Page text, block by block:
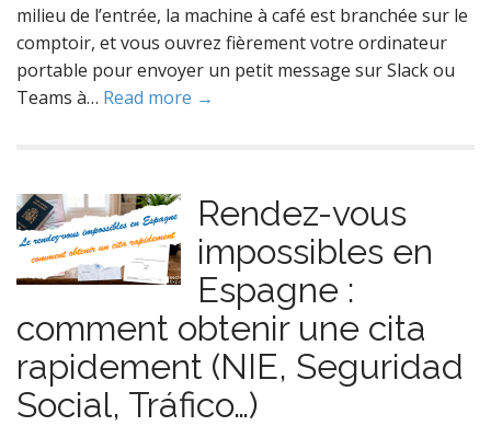
milieu de l’entrée, la machine à café est branchée sur le
comptoir, et vous ouvrez fièrement votre ordinateur
portable pour envoyer un petit message sur Slack ou
Teams à… Read more →
Rendez-vous
impossibles en
Espagne :
comment obtenir une cita
rapidement (NIE, Seguridad
Social, Tráfico…)